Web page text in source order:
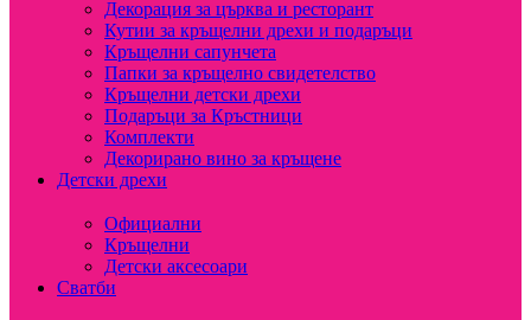
Декорация за църква и ресторант
Кутии за кръщелни дрехи и подаръци
Кръщелни сапунчета
Папки за кръщелно свидетелство
Кръщелни детски дрехи
Подаръци за Кръстници
Комплекти
Декорирано вино за кръщене
Детски дрехи
Официални
Кръщелни
Детски аксесоари
Сватби